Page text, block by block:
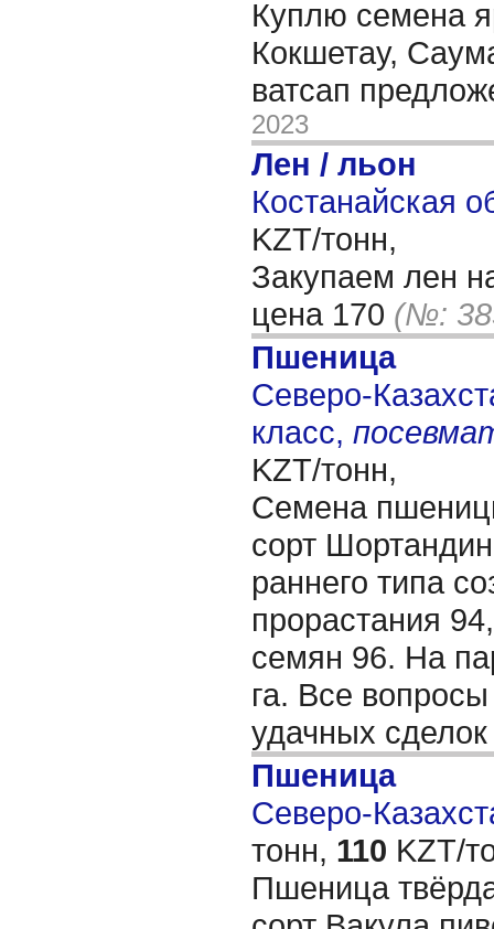
Куплю семена
Кокшетау,
ватсап
2023
Лен / льон
Костанайская
KZT/тонн,
Закупаем лен
цена 170 (№:
Пшеница
Северо-
класс,
KZT/тонн,
Семена
сорт
раннего типа
прорастания
семян 96. На
га. Все
удачных
Пшеница
Северо-
тонн, 110 KZT/
Пшеница